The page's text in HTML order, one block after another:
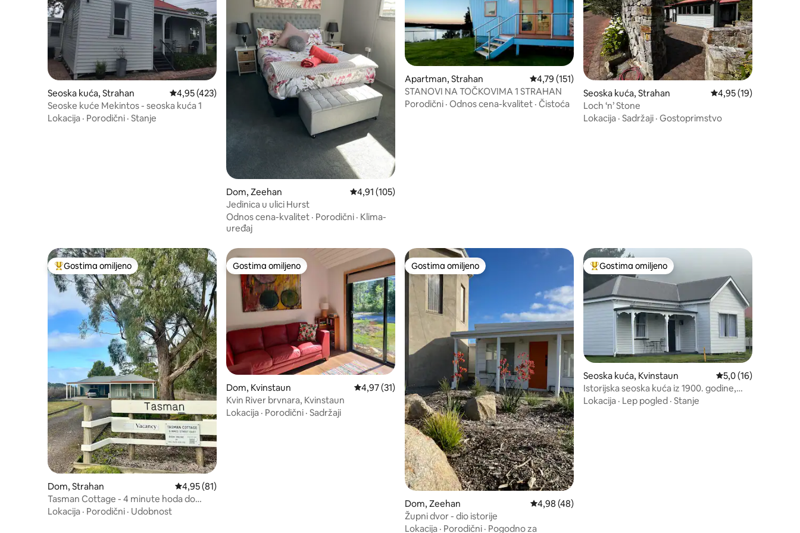
Seoska kuća, Strahan Prosečna ocena 4,95 od 5, utisaka: 423
4,95 (423)
Seoske kuće Mekintos - seoska kuća 1
Lokacija · Porodični · Stanje
Dom, Zeehan Prosečna ocena 4,91 od 5, utisaka: 105
4,91 (105)
Jedinica u ulici Hurst
Odnos cena-kvalitet · Porodični · Klima-
uređaj
Apartman, Strahan Prosečna ocena 4,79 od 5, utisaka: 151
4,79 (151)
STANOVI NA TOČKOVIMA 1 STRAHAN
Porodični · Odnos cena-kvalitet · Čistoća
Seoska kuća, Strahan Prosečna ocena 4,95
4,95 (19)
Loch ‘n’ Stone
Lokacija · Sadržaji · Gostoprimstvo
Najuspešniji među gostima omiljenim
Gostima omiljeno
Dom, Strahan Prosečna ocena 4,95 od 5, utisaka: 81
4,95 (81)
Tasman Cottage - 4 minute hoda do
centra Strahana
Lokacija · Porodični · Udobnost
Gostima omiljeno
Gostima omiljeno
Dom, Kvinstaun Prosečna ocena 4,97 od 5, utisaka: 31
4,97 (31)
Kvin River brvnara, Kvinstaun
Lokacija · Porodični · Sadržaji
Gostima omiljeno
Gostima omiljeno
Dom, Zeehan Prosečna ocena 4,98 od 5, utisaka: 48
4,98 (48)
Župni dvor - dio istorije
Lokacija · Porodični · Pogodno za
Najuspešniji među gostima omiljenim
Gostima omiljeno
Seoska kuća, Kvinstaun Prosečna ocena 5,0
5,0 (16)
Istorijska seoska kuća iz 1900. godine,
kratka šetnja do centra grada
Lokacija · Lep pogled · Stanje